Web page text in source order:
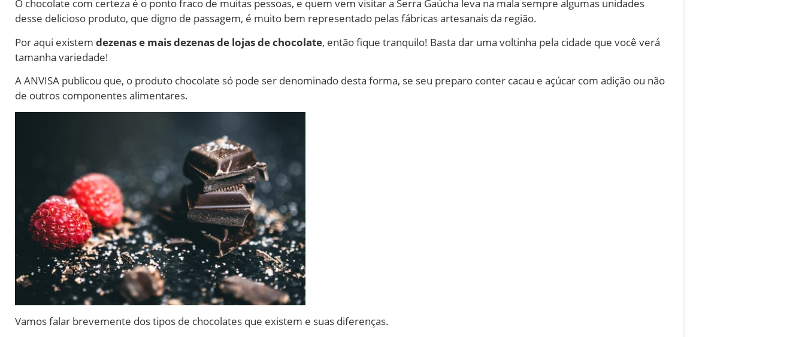
O chocolate com certeza é o ponto fraco de muitas pessoas, e quem vem visitar a Serra Gaúcha leva na mala sempre algumas unidades
desse delicioso produto, que digno de passagem, é muito bem representado pelas fábricas artesanais da região.
Por aqui existem dezenas e mais dezenas de lojas de chocolate, então fique tranquilo! Basta dar uma voltinha pela cidade que você verá
tamanha variedade!
A ANVISA publicou que, o produto chocolate só pode ser denominado desta forma, se seu preparo conter cacau e açúcar com adição ou não
de outros componentes alimentares.
Vamos falar brevemente dos tipos de chocolates que existem e suas diferenças.